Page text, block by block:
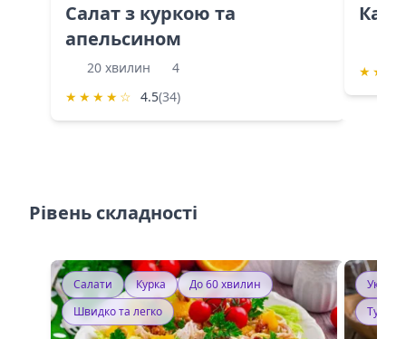
Салат з куркою та
апельсином
20 хвилин
4
★ ★ ★ ★ ☆ 4.5(34)
★ ★
Рівень складності
Салати Курка
До 60 хвилин
Швидко та легко